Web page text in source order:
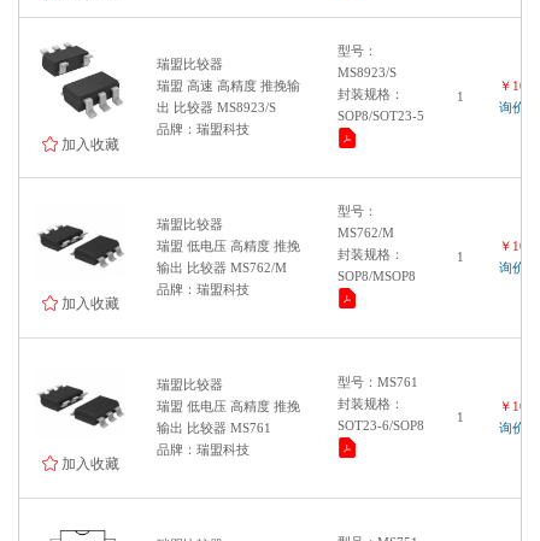
加入收藏
瑞盟比较器
瑞盟 高速 高精度 推挽输
出 比较器 MS8923/S
品牌：瑞盟科技
型号：
MS8923/S
封装规格：
SOP8/SOT23-5
1
￥
询价
加入收藏
瑞盟比较器
瑞盟 低电压 高精度 推挽
输出 比较器 MS762/M
品牌：瑞盟科技
型号：
MS762/M
封装规格：
SOP8/MSOP8
1
￥
询价
加入收藏
瑞盟比较器
瑞盟 低电压 高精度 推挽
输出 比较器 MS761
品牌：瑞盟科技
型号：MS761
封装规格：
SOT23-6/SOP8
1
￥
询价